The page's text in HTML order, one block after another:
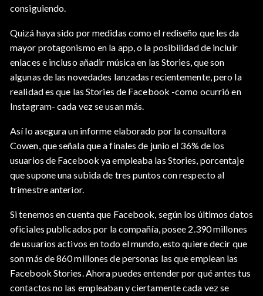
consiguiendo.
Quizá haya sido por medidas como el rediseño que les da
mayor protagonismo en la app, o la posibilidad de incluir
enlaces e incluso añadir música en las Stories, que son
algunas de las novedades lanzadas recientemente, pero la
realidad es que las Stories de Facebook -como ocurrió en
Instagram- cada vez se usan más.
Así lo asegura un informe elaborado por la consultora
Cowen, que señala que a finales de junio el 36% de los
usuarios de Facebook ya empleaba las Stories, porcentaje
que supone una subida de tres puntos con respecto al
trimestre anterior.
Si tenemos en cuenta que Facebook, según los últimos datos
oficiales publicados por la compañía, posee 2.390 millones
de usuarios activos en todo el mundo, esto quiere decir que
son más de 860 millones de personas las que emplean las
Facebook Stories. Ahora puedes entender por qué antes tus
contactos no las empleaban y ciertamente cada vez se